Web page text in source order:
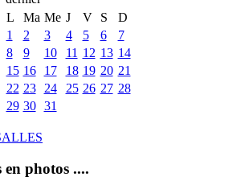
L
Ma Me J V S
D
1
2 3 4 5 6
7
8
9 10 11 12 13 14
15 16 17 18 19 20 21
22 23 24 25 26 27 28
29 30 31
photos ....